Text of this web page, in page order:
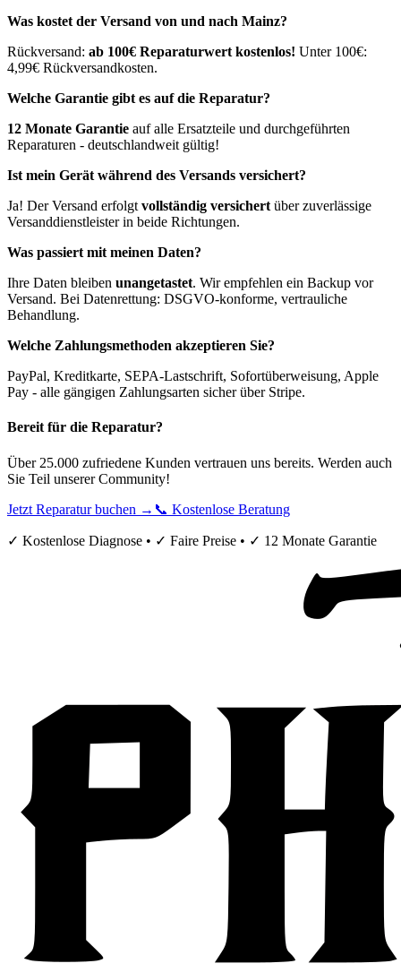
Was kostet der Versand von und nach Mainz?
Rückversand: ab 100€ Reparaturwert kostenlos! Unter 100€:
4,99€ Rückversandkosten.
Welche Garantie gibt es auf die Reparatur?
12 Monate Garantie auf alle Ersatzteile und durchgeführten
Reparaturen - deutschlandweit gültig!
Ist mein Gerät während des Versands versichert?
Ja! Der Versand erfolgt vollständig versichert über zuverlässige
Versanddienstleister in beide Richtungen.
Was passiert mit meinen Daten?
Ihre Daten bleiben unangetastet. Wir empfehlen ein Backup vor
Versand. Bei Datenrettung: DSGVO-konforme, vertrauliche
Behandlung.
Welche Zahlungsmethoden akzeptieren Sie?
PayPal, Kreditkarte, SEPA-Lastschrift, Sofortüberweisung, Apple
Pay - alle gängigen Zahlungsarten sicher über Stripe.
Bereit für die Reparatur?
Über 25.000 zufriedene Kunden vertrauen uns bereits. Werden auch
Sie Teil unserer Community!
Jetzt Reparatur buchen → 📞 Kostenlose Beratung
✓ Kostenlose Diagnose • ✓ Faire Preise • ✓ 12 Monate Garantie